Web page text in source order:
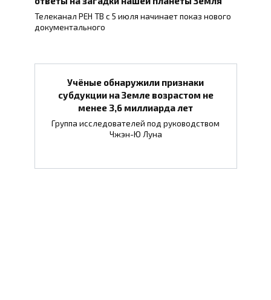
Телеканал РЕН ТВ с 5 июля начинает показ нового
документального
Учёные обнаружили признаки
субдукции на Земле возрастом не
менее 3,6 миллиарда лет
Группа исследователей под руководством
Чжэн-Ю Луна